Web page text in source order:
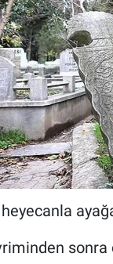
heyecanla
sonra